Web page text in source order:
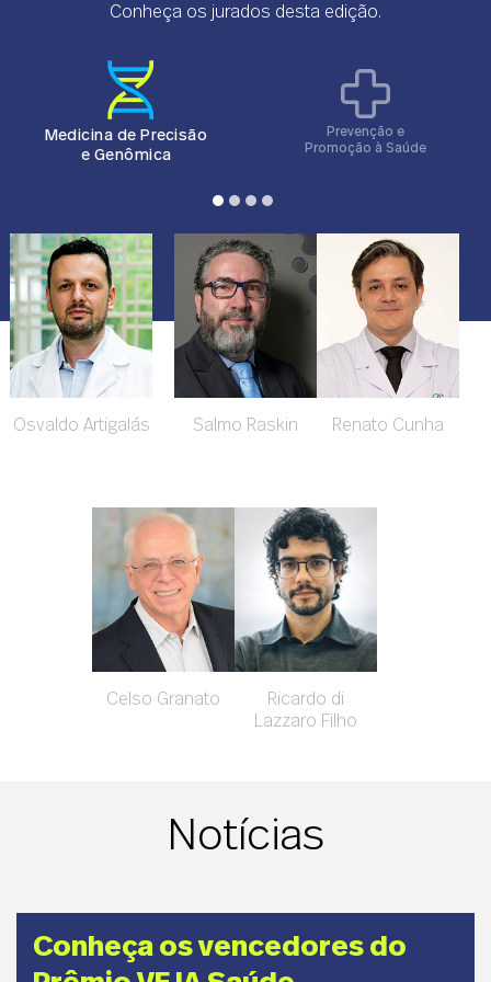
operacional.
Conheça os jurados desta edição.
Medicina de Precisão
e Genômica
Prevenção e
Promoção à Saúde
Osvaldo Artigalás Salmo Raskin Renato Cunha
Celso Granato
Ricardo di
Lazzaro Filho
Notícias
Conheça os vencedores do